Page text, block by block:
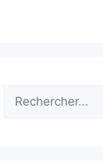
Rechercher :